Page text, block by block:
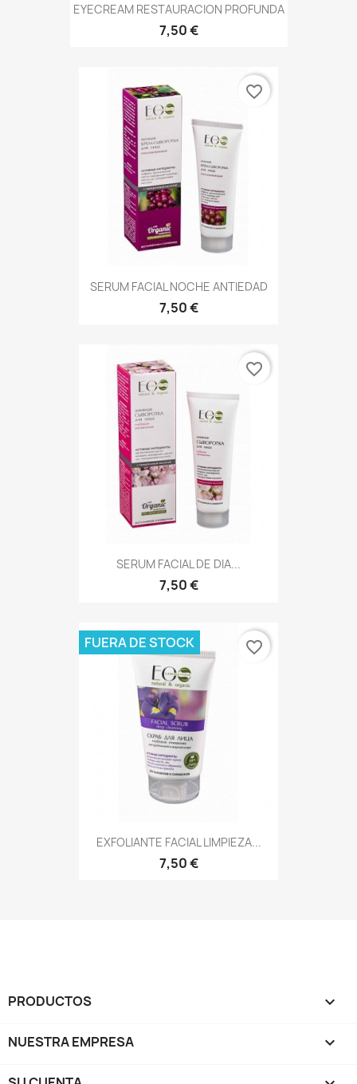
EYECREAM RESTAURACION PROFUNDA
7,50 €
SERUM FACIAL NOCHE ANTIEDAD
7,50 €
favorite_border
SERUM FACIAL DE DIA...
7,50 €
favorite_border
EXFOLIANTE FACIAL LIMPIEZA...
7,50 €
FUERA DE STOCK favorite_border
PRODUCTOS 
NUESTRA EMPRESA 